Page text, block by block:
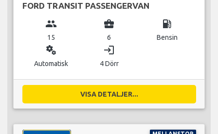
FORD TRANSIT PASSENGERVAN
group
15
business_center
6
local_gas_station
Bensin
miscellaneous_services
Automatisk
login
4 Dörr
VISA DETALJER...